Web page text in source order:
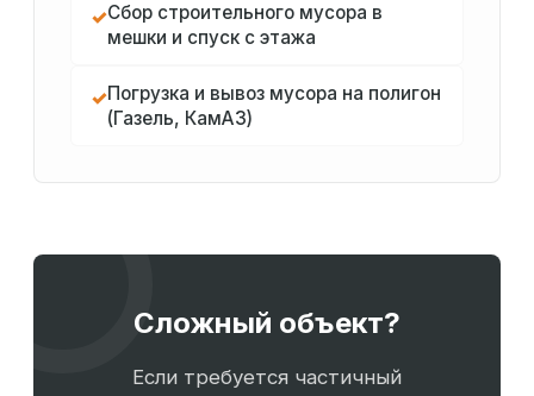
✓Сбор строительного мусора в
мешки и спуск с этажа
✓Погрузка и вывоз мусора на полигон
(Газель, КамАЗ)
Сложный объект?
Если требуется частичный